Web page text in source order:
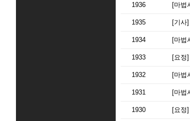
1936 [마법
1935 [기사]
1934 [마법
1933 [요정]
1932 [마법
1931 [마법
1930 [요정]